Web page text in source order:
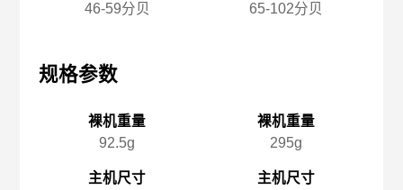
46-59分贝
规格参数
裸机重量
92.5g
主机尺寸
65-102分贝
裸机重量
295g
主机尺寸